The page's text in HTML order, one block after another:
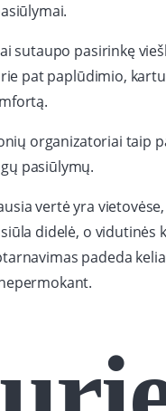
sutaupo pasirinkę
pat paplūdimio,
organizatoriai taip
pasiūlymų.
vertė yra
didelė, o vidutinės
padeda